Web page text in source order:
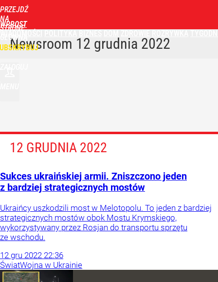
PRZEJDŹ
NA
STRONĘ
GŁÓWNĄ
WPROST
Newsroom 12 grudnia 2022
12 GRUDNIA 2022
Sukces ukraińskiej armii. Zniszczono jeden
z bardziej strategicznych mostów
Ukraińcy uszkodzili most w Melotopolu. To jeden z bardziej
strategicznych mostów obok Mostu Krymskiego,
wykorzystywany przez Rosjan do transportu sprzętu
ze wschodu.
12 gru 2022 22:36
ŚwiatWojna w Ukrainie